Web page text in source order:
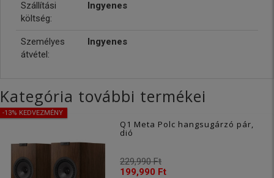
Szállítási
költség:
Ingyenes
Személyes
átvétel:
Ingyenes
Kategória további termékei
-13% KEDVEZMÉNY
Q1 Meta Polc hangsugárzó pár,
dió
229,990 Ft
199,990 Ft